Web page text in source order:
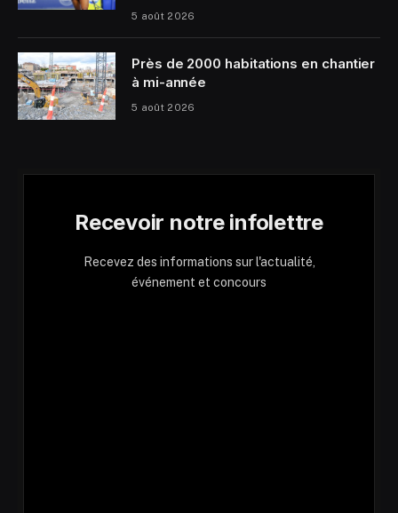
5 août 2026
Près de 2000 habitations en chantier
à mi-année
5 août 2026
Recevoir notre infolettre
Recevez des informations sur l'actualité,
événement et concours